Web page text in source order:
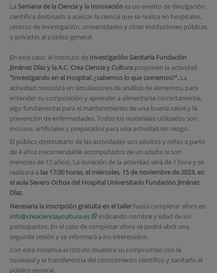
La Semana de la Ciencia y la Innovaciónes un evento de divulgación
científica destinado a acercar la ciencia que se realiza en hospitales,
centros de investigación, universidades y otras instituciones públicas
o privadas al público general.
En este caso, el Instituto de Investigación Sanitaria Fundación
Jiménez Díaz y la A.C. Crea Ciencia y Culturaproponen la actividad
"Investigando en el Hospital: ¿sabemos lo que comemos?".La
actividad consistirá en simulaciones de análisis de alimentos, para
entender su composición y aprender a alimentarse correctamente,
algo fundamental para el mantenimiento de una buena salud y la
prevención de enfermedades. Todos los materiales utilizados son
inocuos, artificiales y preparados para una actividad sin riesgo.
El público destinatario de las actividades son adultos y niños a partir
de 4 años (recomendable acompañados de un adulto si son
menores de 12 años). La duración de la actividad será de 1 hora y se
realizará a las 17:30 horas, el miércoles, 15 de noviembre de 2023, en
el aula Severo Ochoa del Hospital Universitario Fundación Jiménez
Díaz.
Necesaria la inscripción gratuita en el tallerhasta completar aforo en
info@creacienciaycultura.es
indicando nombre y edad de los
participantes. En el caso de completar aforo se podrá abrir una
segunda sesión y se informará a los interesados.
Con esta iniciativa el Istituto muestra su compromiso con la
sociedad y la transferencia del conocimiento científico y sanitario al
público general.